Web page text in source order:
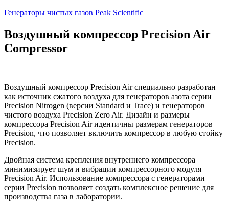
Генераторы чистых газов Peak Scientific
Воздушный компрессор Precision Air
Compressor
Воздушный компрессор Precision Air специально разработан
как источник сжатого воздуха для генераторов азота серии
Precision Nitrogen (версии Standard и Trace) и генераторов
чистого воздуха Precision Zero Air. Дизайн и размеры
компрессора Precision Air идентичны размерам генераторов
Precision, что позволяет включить компрессор в любую стойку
Precision.
Двойная система крепления внутреннего компрессора
минимизирует шум и вибрации компрессорного модуля
Precision Air. Использование компрессора с генераторами
серии Precision позволяет создать комплексное решение для
производства газа в лаборатории.